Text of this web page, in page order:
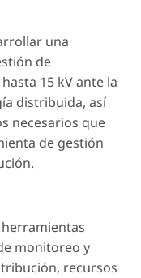
una
de
15 kV ante la
distribuida, así
necesarios que
de gestión
herramientas
monitoreo y
, recursos